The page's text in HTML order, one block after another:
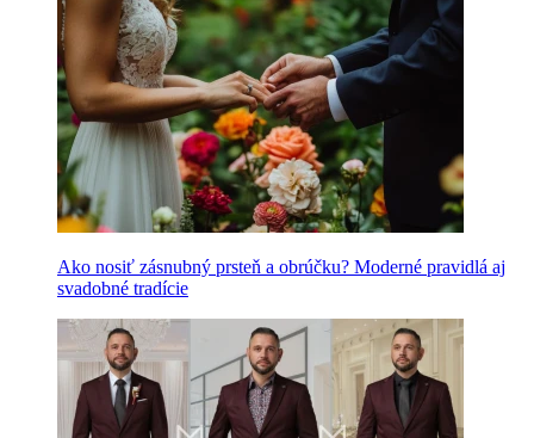
Ako nosiť zásnubný prsteň a obrúčku? Moderné pravidlá aj
svadobné tradície